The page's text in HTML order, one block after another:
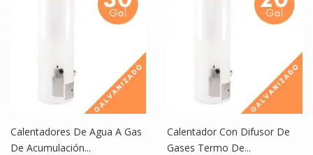
Calentadores De Agua A Gas
De Acumulación...
Calentador Con Difusor De
Gases Termo De...